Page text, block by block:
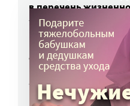
в перечень
7 авг, 15:15
НКО часто рискуют
о персональных
избежать?
7 авг, 13:13